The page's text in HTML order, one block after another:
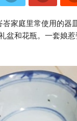
家庭里常使用的器
盆和花瓶。一套娘